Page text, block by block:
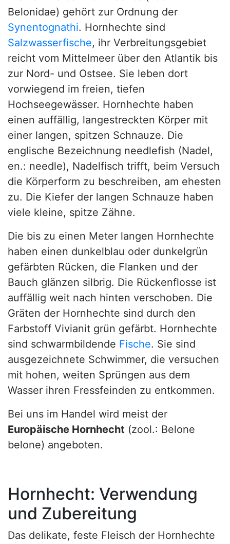
Belonidae) gehört zur Ordnung der
Synentognathi. Hornhechte sind
Salzwasserfische, ihr Verbreitungsgebiet
reicht vom Mittelmeer über den Atlantik bis
zur Nord- und Ostsee. Sie leben dort
vorwiegend im freien, tiefen
Hochseegewässer. Hornhechte haben
einen auffällig, langestreckten Körper mit
einer langen, spitzen Schnauze. Die
englische Bezeichnung needlefish (Nadel,
en.: needle), Nadelfisch trifft, beim Versuch
die Körperform zu beschreiben, am ehesten
zu. Die Kiefer der langen Schnauze haben
viele kleine, spitze Zähne.
Die bis zu einen Meter langen Hornhechte
haben einen dunkelblau oder dunkelgrün
gefärbten Rücken, die Flanken und der
Bauch glänzen silbrig. Die Rückenflosse ist
auffällig weit nach hinten verschoben. Die
Gräten der Hornhechte sind durch den
Farbstoff Vivianit grün gefärbt. Hornhechte
sind schwarmbildende Fische. Sie sind
ausgezeichnete Schwimmer, die versuchen
mit hohen, weiten Sprüngen aus dem
Wasser ihren Fressfeinden zu entkommen.
Bei uns im Handel wird meist der
Europäische Hornhecht (zool.: Belone
belone) angeboten.
Hornhecht: Verwendung
und Zubereitung
Das delikate, feste Fleisch der Hornhechte